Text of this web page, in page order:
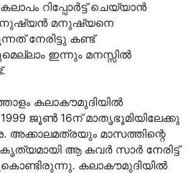
റിപ്പോര്‍ട്ട് ചെയ്യാന്‍
മനുഷ്യനെ
നേരിട്ടു കണ്ട്
ഇന്നും മനസ്സില്‍
കലാകൗമുദിയില്‍
ജൂണ്‍ 16ന് മാതൃഭൂമിയിലേക്കു
അക്കാലമത്രയും മാസത്തിന്റെ
ആ കവര്‍ സാര്‍ നേരിട്ട്
കലാകൗമുദിയില്‍